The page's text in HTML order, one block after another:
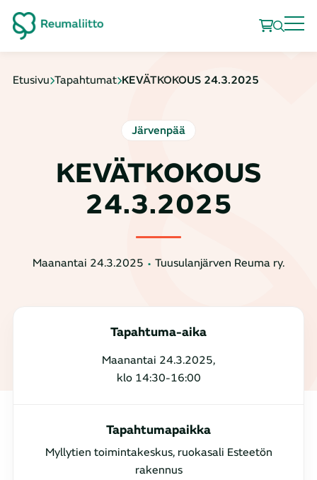
Etusivu Tapahtumat KEVÄTKOKOUS 24.3.2025
Järvenpää
KEVÄTKOKOUS
24.3.2025
Maanantai 24.3.2025 Tuusulanjärven Reuma ry.
Tapahtuma-aika
Maanantai 24.3.2025,
klo 14:30-16:00
Tapahtumapaikka
Myllytien toimintakeskus, ruokasali Esteetön
rakennus